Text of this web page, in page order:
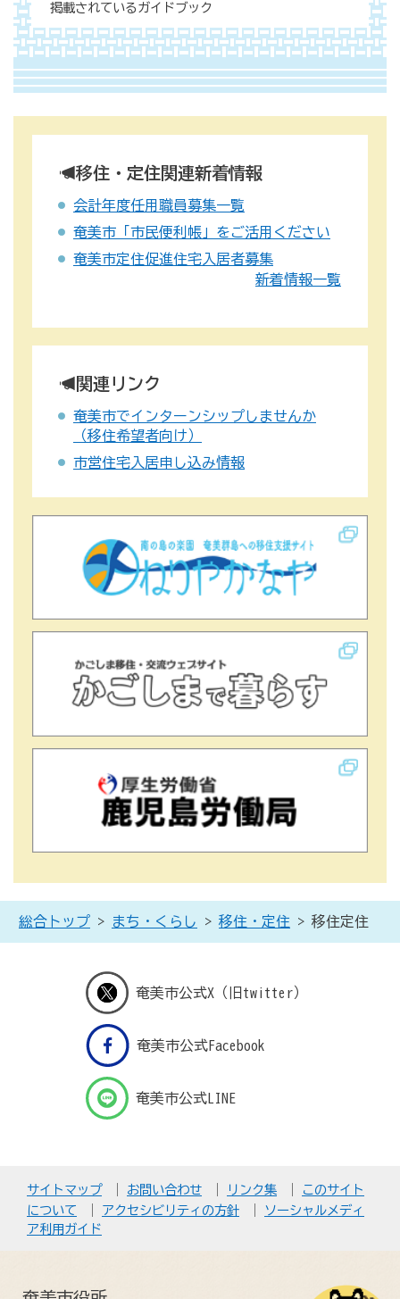
掲載されているガイドブック
移住・定住関連新着情報
会計年度任用職員募集一覧
奄美市「市民便利帳」をご活用ください
奄美市定住促進住宅入居者募集
新着情報一覧
関連リンク
奄美市でインターンシップしませんか
（移住希望者向け）
市営住宅入居申し込み情報
総合トップ > まち・くらし > 移住・定住 > 移住定住
奄美市公式X（旧twitter）
奄美市公式Facebook
奄美市公式LINE
サイトマップ お問い合わせ リンク集
このサイト
について
アクセシビリティの方針
ソーシャルメディ
ア利用ガイド